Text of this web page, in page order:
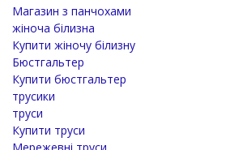
Магазин з панчохами
жіноча білизна
Купити жіночу білизну
Бюстгальтер
Купити бюстгальтер
трусики
труси
Купити труси